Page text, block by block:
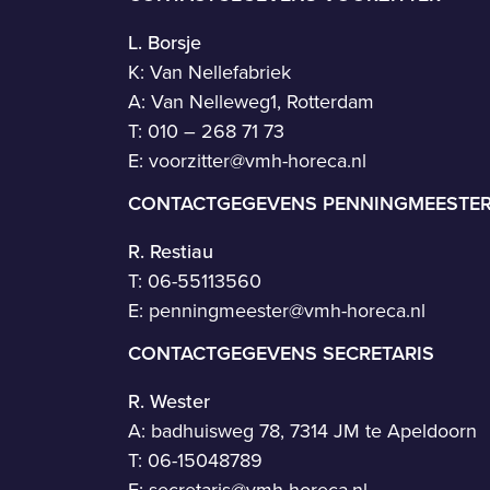
L. Borsje
K: Van Nellefabriek
A: Van Nelleweg1, Rotterdam
T: 010 – 268 71 73
E: voorzitter@vmh-horeca.nl
CONTACTGEGEVENS
R. Restiau
T: 06-55113560
E: penningmeester@vmh-horeca.nl
CONTACTGEGEVENS SECRETARIS
R. Wester
A: badhuisweg 78, 7314 JM te Apeldoorn
T: 06-15048789